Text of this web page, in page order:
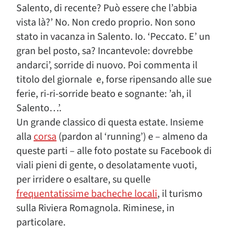
Salento, di recente? Può essere che l’abbia
vista là?’ No. Non credo proprio. Non sono
stato in vacanza in Salento. Io. ‘Peccato. E’ un
gran bel posto, sa? Incantevole: dovrebbe
andarci’, sorride di nuovo. Poi commenta il
titolo del giornale e, forse ripensando alle sue
ferie, ri-ri-sorride beato e sognante: ’ah, il
Salento…’.
Un grande classico di questa estate. Insieme
allacorsa(pardon al ‘running’) e – almeno da
queste parti – alle foto postate su Facebook di
viali pieni di gente, o desolatamente vuoti,
per irridere o esaltare, su quelle
frequentatissime bacheche locali, il turismo
sulla Riviera Romagnola. Riminese, in
particolare.